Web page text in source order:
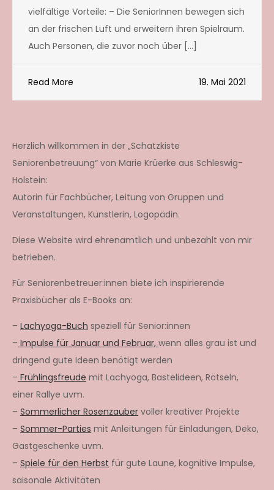
vielfältige Vorteile: – Die SeniorInnen bewegen sich
an der frischen Luft und erweitern ihren Spielraum.
Auch Personen, die zuvor noch über […]
Read More 19. Mai 2021
Herzlich willkommen in der „Schatzkiste
Seniorenbetreuung“ von Marie Krüerke aus Schleswig-
Holstein:
Autorin für Fachbücher, Leitung von Gruppen und
Veranstaltungen, Künstlerin, Logopädin.
Diese Website wird ehrenamtlich und unbezahlt von mir
betrieben.
Für Seniorenbetreuer:innen biete ich inspirierende
Praxisbücher als E-Books an:
– Lachyoga-Buch speziell für Senior:innen
– Impulse für Januar und Februar, wenn alles grau ist und
dringend gute Ideen benötigt werden
– Frühlingsfreude mit Lachyoga, Bastelideen, Rätseln,
einer Rallye uvm.
– Sommerlicher Rosenzauber voller kreativer Projekte
– Sommer-Parties mit Anleitungen für Einladungen, Deko,
Gastgeschenke uvm.
– Spiele für den Herbst für gute Laune, kognitive Impulse,
saisonale Aktivitäten